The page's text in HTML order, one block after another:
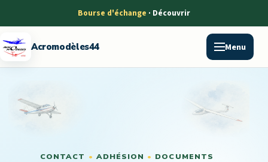
Bourse d'échange
Acromodèles44 Menu
CONTACT • ADHÉSION • DOCUMENTS